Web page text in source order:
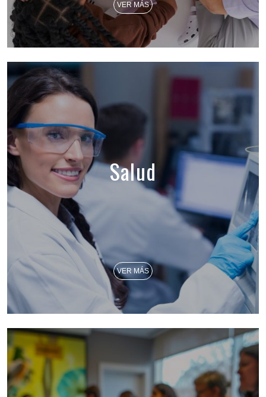
VER MÁS
Salud
VER MÁS